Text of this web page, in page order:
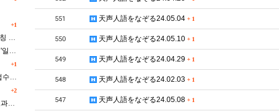
551 天声人語をなぞる24.05.04 + 1
550 天声人語をなぞる24.05.10 + 1
549 天声人語をなぞる24.04.29 + 1
548 天声人語をなぞる24.02.03 + 1
547 天声人語をなぞる24.05.08 + 1
+1
[참고] QR 코드 / 실용일본어 표현 : '자판기 음료수' 명칭 & '드럭스토어 약품명' 알아맞히기
[참고] QR 코드 / 실용일본어 표현 : '스시 네타' 명칭 & '일본편의점 상품명' 학습 게임
+1
【안내】 2026년 제2회 JLPT 일본어능력시험 정규접수 일정
+2
[참고] 前 일본어교사인 장학사 분의 연수에서 접한 교과세특작성(매력있는 세특) Tip